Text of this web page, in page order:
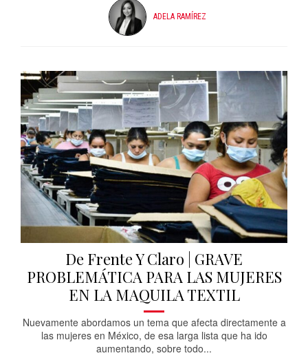
ADELA RAMÍREZ
De Frente Y Claro | GRAVE
PROBLEMÁTICA PARA LAS MUJERES
EN LA MAQUILA TEXTIL
Nuevamente abordamos un tema que afecta directamente a
las mujeres en México, de esa larga lista que ha ido
aumentando, sobre todo...